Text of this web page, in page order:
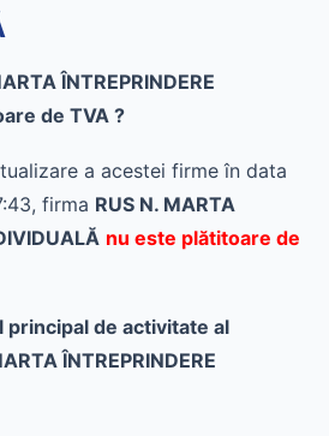
ÎNTREPRINDERE
de TVA ?
a acestei firme în data
firma RUS N. MARTA
nu este plătitoare de
de activitate al
ÎNTREPRINDERE